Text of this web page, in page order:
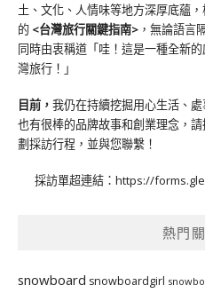
土、文化、人情味等地方深厚底蘊
的 <台灣旅行關鍵指南> ，無論語言
同時由衷稱道「哇！這是一種全新
灣旅行！」
目前， 我仍在持續挖掘用心生活、
也有很棒的品牌故事和創業理念，
劃採訪行程，並與您聯繫！
採訪單超連結： https://
熱門
snowboard snowboardgirl